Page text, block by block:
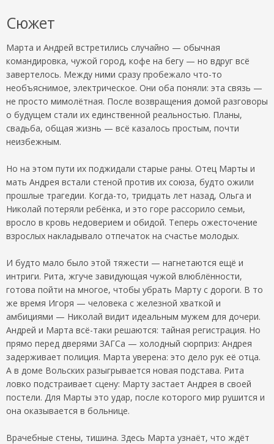
Сюжет
Марта и Андрей встретились случайно — обычная
командировка, чужой город, кофе на бегу — но вдруг всё
завертелось. Между ними сразу пробежало что-то
необъяснимое, электрическое. Они оба поняли: эта связь —
не просто мимолётная. После возвращения домой разговоры
о будущем стали их единственной реальностью. Планы,
свадьба, общая жизнь — всё казалось простым, почти
неизбежным.
Но на этом пути их поджидали старые раны. Отец Марты и
мать Андрея встали стеной против их союза, будто ожили
прошлые трагедии. Когда-то, тридцать лет назад, Ольга и
Николай потеряли ребёнка, и это горе рассорило семьи,
вросло в кровь недоверием и обидой. Теперь ожесточение
взрослых накладывало отпечаток на счастье молодых.
И будто мало было этой тяжести — нагнетаются ещё и
интриги. Рита, жгуче завидующая чужой влюблённости,
готова пойти на многое, чтобы убрать Марту с дороги. В то
же время Игоря — человека с железной хваткой и
амбициями — Николай видит идеальным мужем для дочери.
Андрей и Марта всё-таки решаются: тайная регистрация. Но
прямо перед дверями ЗАГСа — холодный сюрприз: Андрея
задерживает полиция. Марта уверена: это дело рук её отца.
А в доме Вольских разыгрывается новая подстава. Рита
ловко подстраивает сцену: Марту застает Андрея в своей
постели. Для Марты это удар, после которого мир рушится и
она оказывается в больнице.
Врачебные стены, тишина. Здесь Марта узнаёт, что ждёт